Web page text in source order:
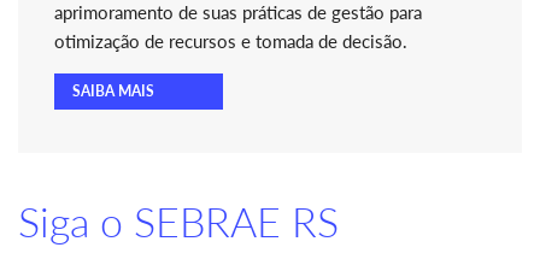
aprimoramento de suas práticas de gestão para
otimização de recursos e tomada de decisão.
SAIBA MAIS
Siga o SEBRAE RS